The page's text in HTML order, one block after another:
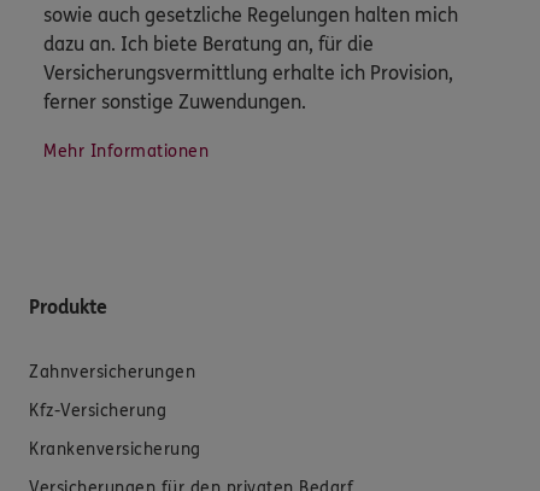
sowie auch gesetzliche Regelungen halten mich
dazu an. Ich biete Beratung an, für die
Versicherungsvermittlung erhalte ich Provision,
ferner sonstige Zuwendungen.
Mehr Informationen
Produkte
Zahnversicherungen
Kfz-Versicherung
Krankenversicherung